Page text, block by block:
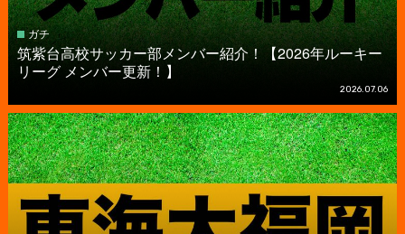
ガチ
筑紫台高校サッカー部メンバー紹介！【2026年ルーキー
リーグ メンバー更新！】
2026.07.06